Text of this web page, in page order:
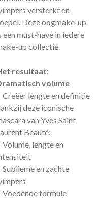
versterkt en
Deze oogmake-up
een must-have in iedere
up collectie.
resultaat:
volume
Creëer lengte en definitie
deze iconische
van Yves Saint
Beauté:
Volume, lengte en
Sublieme en zachte
Voedende formule